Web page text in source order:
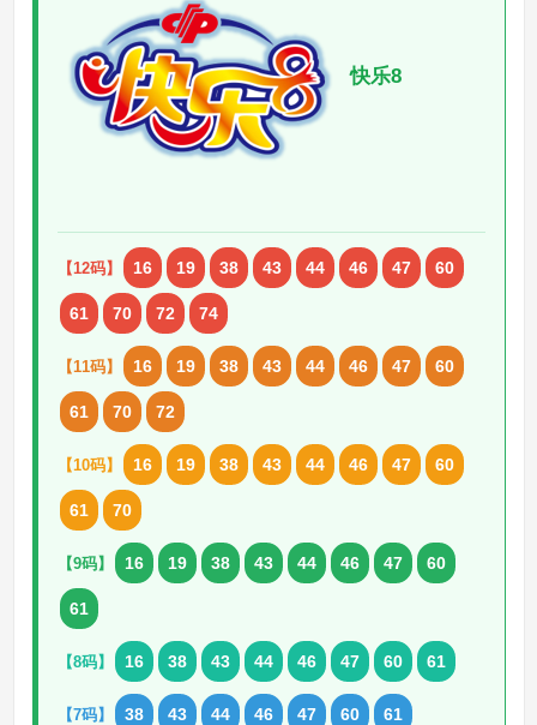
快乐8
【12码】 16 19 38 43 44 46 47 60
61 70 72 74
【11码】 16 19 38 43 44 46 47 60
61 70 72
【10码】 16 19 38 43 44 46 47 60
61 70
【9码】 16 19 38 43 44 46 47 60
61
【8码】 16 38 43 44 46 47 60 61
【7码】 38 43 44 46 47 60 61